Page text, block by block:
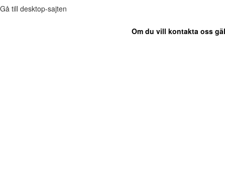
Gå till desktop-sajten
Om du vill kontakta oss